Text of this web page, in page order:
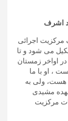
اشرف
یک مرکزیت اجرائی
می شود و تا
و در اواخر زمستان
، او با ما
هست، ولی به
مشیدی
مرکزیت